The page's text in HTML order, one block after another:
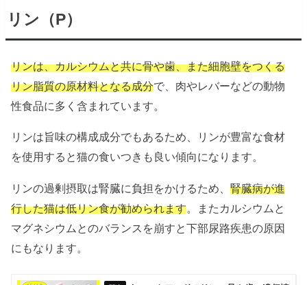
リン（P）
リンは、カルシウムと共に骨や歯、また細胞壁をつくる
リン脂質の原材料となる成分で、肉やレバーなどの動物
性食品に多く含まれています。
リンは旨味の構成成分でもあるため、リンが豊富な食材
を使用すると猫の食いつきも良い傾向になります。
リンの過剰摂取は腎臓に負担をかけるため、腎臓病が進
行した猫は低リン食が勧められます 。またカルシウムと
マグネシウムとのバランスを崩すと下部尿路疾患の原因
にもなります。